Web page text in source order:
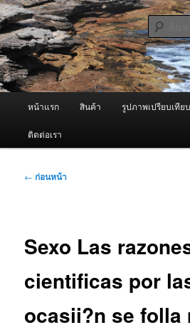
ข้าม
ไป
ยัง
เนื้อหา
หลัก ผู้นำเข้าเครื่องพ่นหม
Fogger / Fogger
จำหน่ายเครื่องพ่นหมอกควัน คุณภาพดี บริกา
หน้าแรก สินค้า รูปภาพเปรียบเทียบ
ติดต่อเรา
เมนู
← ก่อนหน้า
Sexo Las
cientificas por
ocasii?n se folla